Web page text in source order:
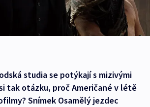
studia se potýkají s mizivými
tak otázku, proč Američané v létě
Snímek Osamělý jezdec